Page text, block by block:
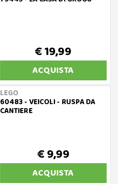
€ 19,99
ACQUISTA
LEGO
60483 - VEICOLI - RUSPA DA
CANTIERE
€ 9,99
ACQUISTA